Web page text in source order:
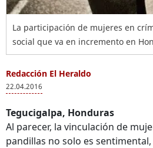
La participación de mujeres en
social que va en incremento en
Redacción El Heraldo
22.04.2016
Tegucigalpa, Honduras
Al parecer, la vinculación de
pandillas no solo es